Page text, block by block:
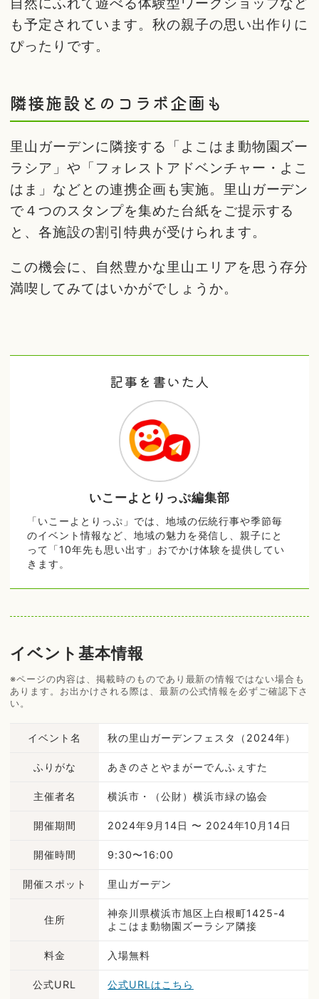
も予定されています。秋の親子の思い出作りに
ぴったりです。
隣接施設とのコラボ企画も
里山ガーデンに隣接する「よこはま動物園ズー
ラシア」や「フォレストアドベンチャー・よこ
はま」などとの連携企画も実施。里山ガーデン
で４つのスタンプを集めた台紙をご提示する
と、各施設の割引特典が受けられます。
この機会に、自然豊かな里山エリアを思う存分
満喫してみてはいかがでしょうか。
記事を書いた人
いこーよとりっぷ編集部
「いこーよとりっぷ」では、地域の伝統行事や季節毎
のイベント情報など、地域の魅力を発信し、親子にと
って「10年先も思い出す」おでかけ体験を提供してい
きます。
イベント基本情報
※ページの内容は、掲載時のものであり最新の情報ではない場合も
あります。お出かけされる際は、最新の公式情報を必ずご確認下さ
い。
イベント名 秋の里山ガーデンフェスタ（2024年）
ふりがな あきのさとやまがーでんふぇすた
主催者名 横浜市・（公財）横浜市緑の協会
開催期間 2024年9月14日 〜 2024年10月14日
開催時間 9:30〜16:00
開催スポット 里山ガーデン
住所
神奈川県横浜市旭区上白根町1425-4
よこはま動物園ズーラシア隣接
料金 入場無料
公式URL 公式URLはこちら